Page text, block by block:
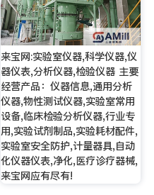
来宝网:实验室仪器,科学仪器,仪
器仪表,分析仪器,检验仪器 主要
经营产品：仪器信息,通用分析
仪器,物性测试仪器,实验室常用
设备,临床检验分析仪器,行业专
用,实验试剂制品,实验耗材配件,
实验室安全防护,计量器具,自动
化仪器仪表,净化,医疗诊疗器械,
来宝网应有尽有!